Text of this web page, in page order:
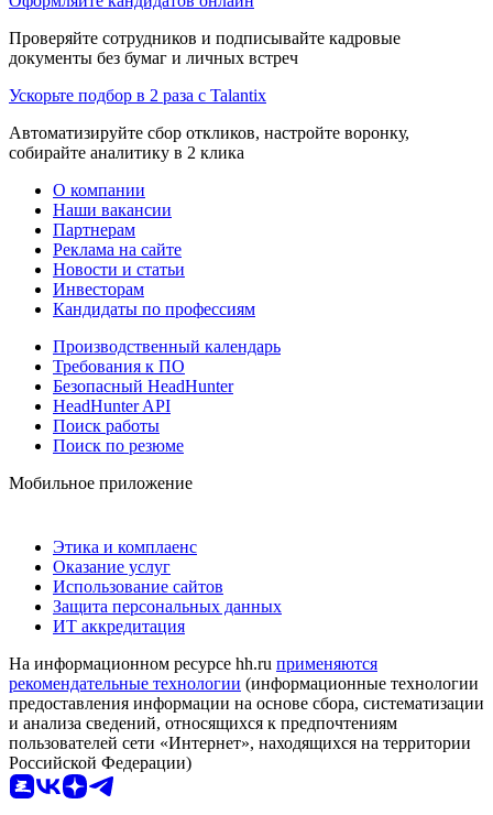
Проверяйте сотрудников и подписывайте кадровые
документы без бумаг и личных встреч
Ускорьте подбор в 2 раза с Talantix
Автоматизируйте сбор откликов, настройте воронку,
собирайте аналитику в 2 клика
О компании
Наши вакансии
Партнерам
Реклама на сайте
Новости и статьи
Инвесторам
Кандидаты по профессиям
Производственный календарь
Требования к ПО
Безопасный HeadHunter
HeadHunter API
Поиск работы
Поиск по резюме
Мобильное приложение
Этика и комплаенс
Оказание услуг
Использование сайтов
Защита персональных данных
ИТ аккредитация
На информационном ресурсе hh.ru применяются
рекомендательные технологии (информационные технологии
предоставления информации на основе сбора, систематизации
и анализа сведений, относящихся к предпочтениям
пользователей сети «Интернет», находящихся на территории
Российской Федерации)